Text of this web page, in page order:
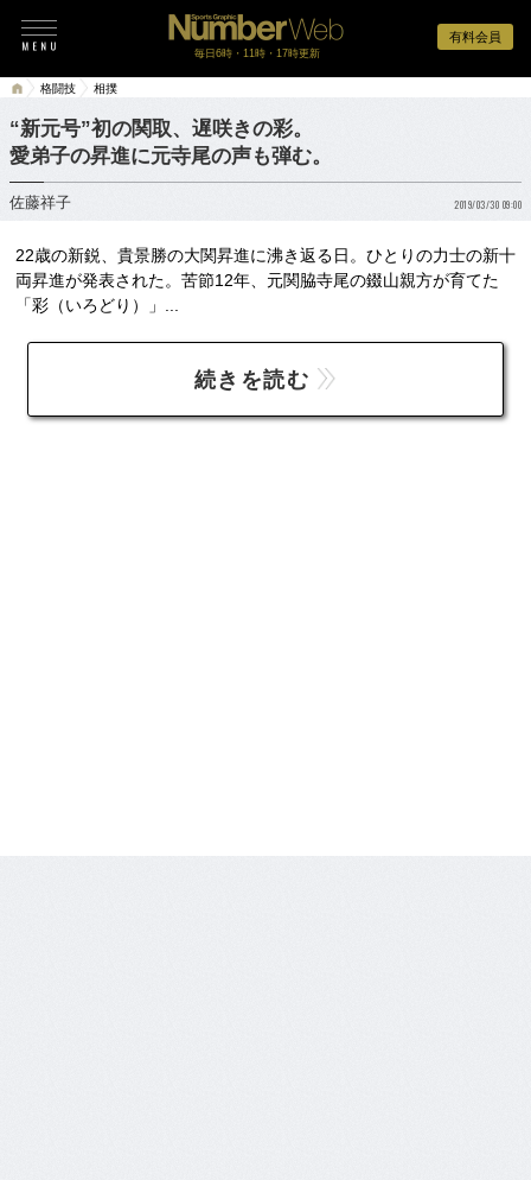
有料会員
毎日6時・11時・17時更新
格闘技 相撲
“新元号”初の関取、遅咲きの彩。
愛弟子の昇進に元寺尾の声も弾む。
佐藤祥子 2019/03/30 09:00
22歳の新鋭、貴景勝の大関昇進に沸き返る日。ひとりの力士の新十
両昇進が発表された。苦節12年、元関脇寺尾の錣山親方が育てた
「彩（いろどり）」...
続きを読む